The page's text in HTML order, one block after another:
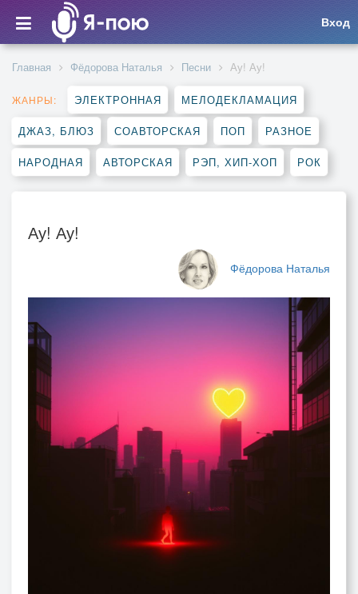
Вход
Главная Фёдорова Наталья Песни Ау! Ау!
ЖАНРЫ: ЭЛЕКТРОННАЯ МЕЛОДЕКЛАМАЦИЯ
ДЖАЗ, БЛЮЗ СОАВТОРСКАЯ ПОП РАЗНОЕ
НАРОДНАЯ АВТОРСКАЯ РЭП, ХИП-ХОП РОК
Ау! Ау!
Фёдорова Наталья